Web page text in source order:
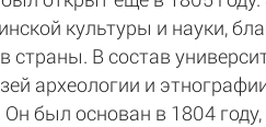
культуры и науки,
страны. В состав
археологии и
был основан в 1804